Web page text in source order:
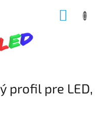
profil pre LED,